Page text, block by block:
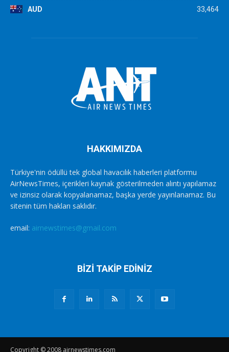
AUD 33,464
HAKKIMIZDA
Türkiye'nin ödüllü tek global havacılık haberleri platformu
AirNewsTimes, içerikleri kaynak gösterilmeden alıntı yapılamaz
ve izinsiz olarak kopyalanamaz, başka yerde yayınlanamaz. Bu
sitenin tüm hakları saklıdır.
email: airnewstimes@gmail.com
BİZİ TAKİP EDİNİZ
Copyright © 2008 airnewstimes.com